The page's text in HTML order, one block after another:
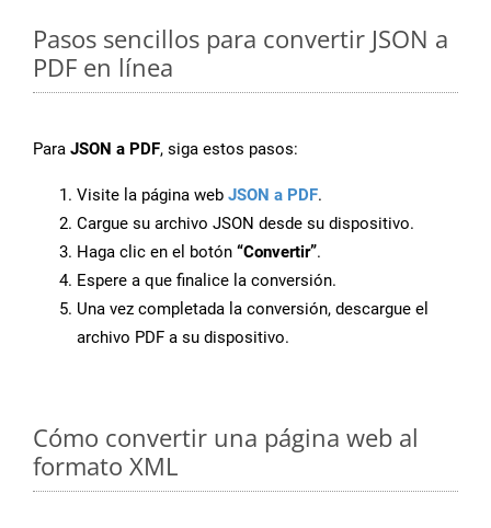
Pasos sencillos para convertir JSON a
PDF en línea
Para JSON a PDF, siga estos pasos:
Visite la página web JSON a PDF.
Cargue su archivo JSON desde su dispositivo.
Haga clic en el botón “Convertir”.
Espere a que finalice la conversión.
Una vez completada la conversión, descargue el
archivo PDF a su dispositivo.
Cómo convertir una página web al
formato XML